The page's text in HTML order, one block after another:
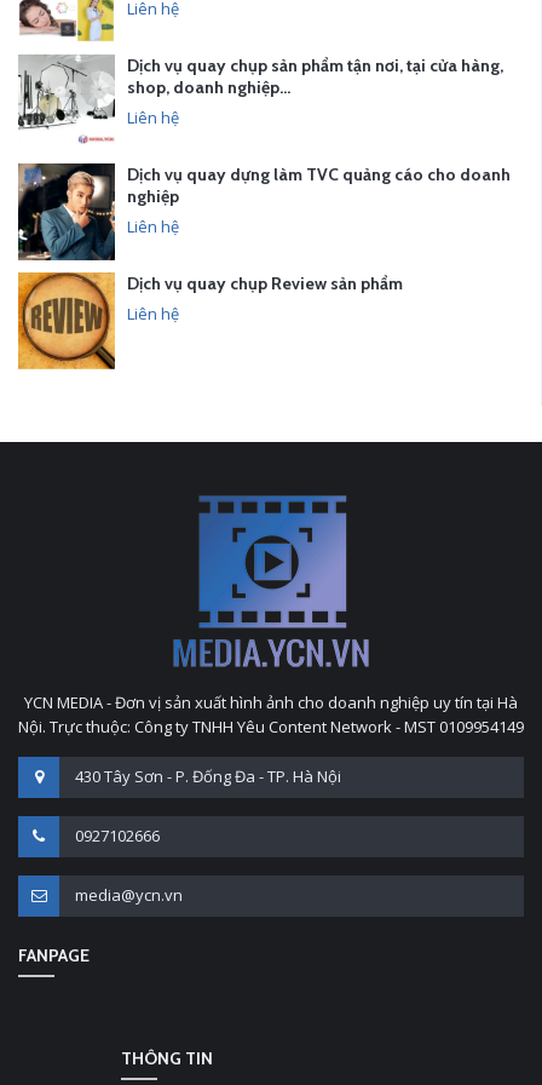
Liên hệ
Dịch vụ quay chụp sản phẩm tận nơi, tại cửa hàng,
shop, doanh nghiệp…
Liên hệ
Dịch vụ quay dựng làm TVC quảng cáo cho doanh
nghiệp
Liên hệ
Dịch vụ quay chụp Review sản phẩm
Liên hệ
YCN MEDIA - Đơn vị sản xuất hình ảnh cho doanh nghiệp uy tín tại Hà
Nội. Trực thuộc: Công ty TNHH Yêu Content Network - MST 0109954149
430 Tây Sơn - P. Đống Đa - TP. Hà Nội
0927102666
media@ycn.vn
FANPAGE
THÔNG TIN